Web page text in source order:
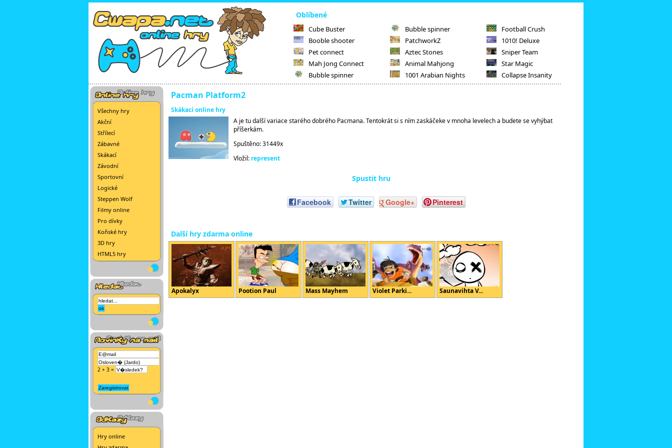
Oblíbené
Cube Buster
Booble shooter
Pet connect
Mah Jong Connect
Bubble spinner
Bubble spinner
PatchworkZ
Aztec Stones
Animal Mahjong
1001 Arabian Nights
Football Crush
1010! Deluxe
Sniper Team
Star Magic
Collapse Insanity
Všechny hry
Akční
Střílecí
Zábavné
Skákací
Závodní
Sportovní
Logické
Steppen Wolf
Filmy online
Pro dívky
Koňské hry
3D hry
HTML5 hry
2 + 3 =
Hry online
Pacman Platform2
Skákací online hry
A je tu další variace starého dobrého Pacmana. Tentokrát si s ním zaskáčeke v mnoha levelech a budete se vyhýbat
příšerkám.
Spuštěno: 31449x
Vložil: represent
Spustit hru
Facebook Twitter Google+ Pinterest
Další hry zdarma online
Apokalyx Pootion Paul Mass Mayhem Violet Parki... Saunavihta V...